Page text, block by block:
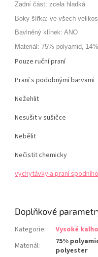
Zadní část: zcela hladká
Boky šířka: ve všech
Bavlněný klínek: ANO
Materiál: 75% polyamid,
Pouze ruční praní
Praní s podobnými barvami
Nežehlit
Nesušit v sušičce
Nebělit
Nečistit chemicky
vychytávky a praní
Doplňkové
Kategorie:
Vysoké
Materiál:
75%
polyester